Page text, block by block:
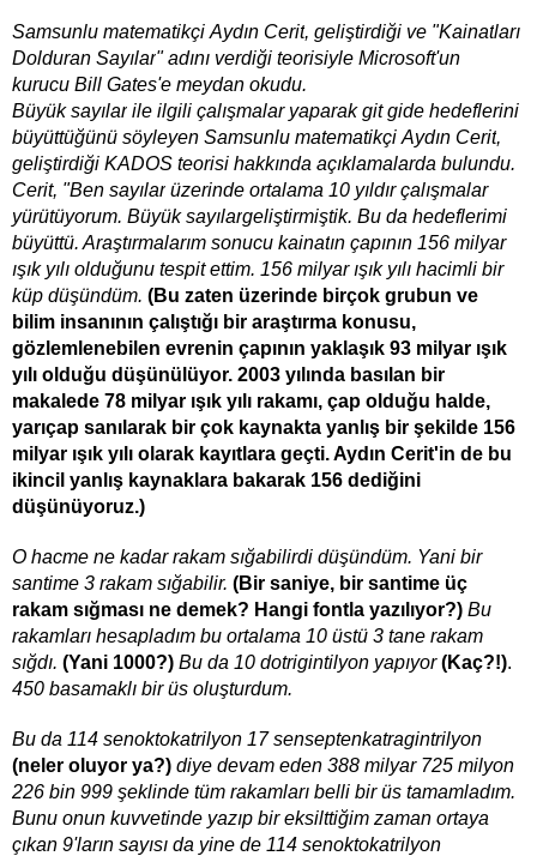
Samsunlu matematikçi Aydın Cerit, geliştirdiği ve "Kainatları
Dolduran Sayılar" adını verdiği teorisiyle Microsoft'un
kurucu Bill Gates'e meydan okudu.
Büyüksayılar ile ilgili çalışmalar yaparak git gide hedeflerini
büyüttüğünü söyleyen Samsunlu matematikçi Aydın Cerit,
geliştirdiği KADOS teorisi hakkında açıklamalarda bulundu.
Cerit, "Ben sayılar üzerinde ortalama 10 yıldır çalışmalar
yürütüyorum. Büyüksayılargeliştirmiştik. Bu da hedeflerimi
büyüttü. Araştırmalarım sonucu kainatın çapının 156 milyar
ışık yılı olduğunu tespit ettim. 156 milyar ışık yılı hacimli bir
küp düşündüm. (Bu zaten üzerinde birçok grubun ve
bilim insanının çalıştığı bir araştırma konusu,
gözlemlenebilen evrenin çapının yaklaşık 93 milyar ışık
yılı olduğu düşünülüyor. 2003 yılında basılan bir
makalede 78 milyar ışık yılı rakamı, çap olduğu halde,
yarıçap sanılarak bir çok kaynakta yanlış bir şekilde 156
milyar ışık yılı olarak kayıtlara geçti. Aydın Cerit'in de bu
ikincil yanlış kaynaklara bakarak 156 dediğini
düşünüyoruz.)
O hacme ne kadar rakam sığabilirdi düşündüm. Yani bir
santime 3 rakam sığabilir. (Bir saniye, bir santime üç
rakam sığması ne demek? Hangi fontla yazılıyor?) Bu
rakamları hesapladım bu ortalama 10 üstü 3 tane rakam
sığdı. (Yani 1000?) Bu da 10 dotrigintilyon yapıyor (Kaç?!).
450 basamaklı bir üs oluşturdum.
Bu da 114 senoktokatrilyon 17 senseptenkatragintrilyon
(neler oluyor ya?) diye devam eden 388 milyar 725 milyon
226 bin 999 şeklinde tüm rakamları belli bir üs tamamladım.
Bunu onun kuvvetinde yazıp bir eksilttiğim zaman ortaya
çıkan 9'ların sayısı da yine de 114 senoktokatrilyon